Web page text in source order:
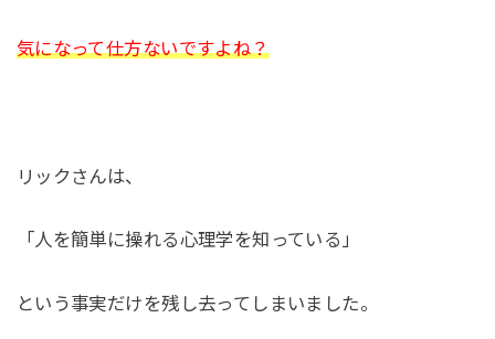
気になって仕方ないですよね？
リックさんは、
「人を簡単に操れる心理学を知っている」
という事実だけを残し去ってしまいました。